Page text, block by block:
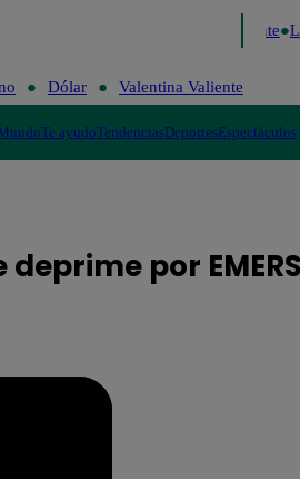
Valentina Valiente
Dólar Valentina Valiente
Te ayudoTendenciasDeportesEspectáculos
por